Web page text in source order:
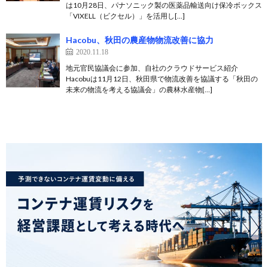
は10月28日、パナソニック製の医薬品輸送向け保冷ボックス
「VIXELL（ビクセル）」を活用し[…]
Hacobu、秋田の農産物物流改善に協力
2020.11.18
地元官民協議会に参加、自社のクラウドサービス紹介
Hacobuは11月12日、秋田県で物流改善を協議する「秋田の
未来の物流を考える協議会」の農林水産物[…]